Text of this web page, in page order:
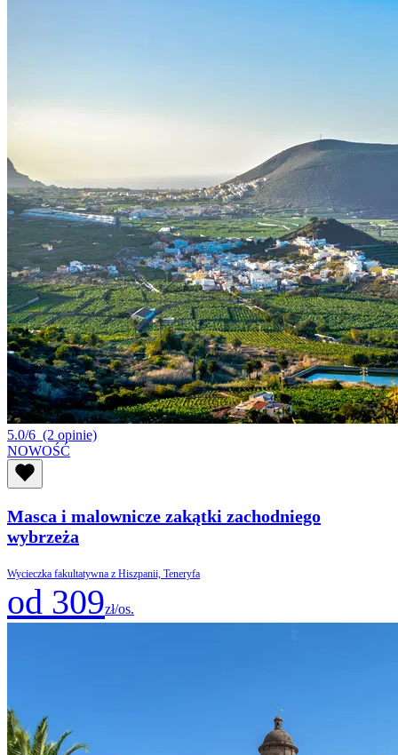
5.0/6 (2 opinie)
NOWOŚĆ
Masca i malownicze zakątki zachodniego
wybrzeża
Wycieczka fakultatywna z Hiszpanii, Teneryfa
od 309zł/os.